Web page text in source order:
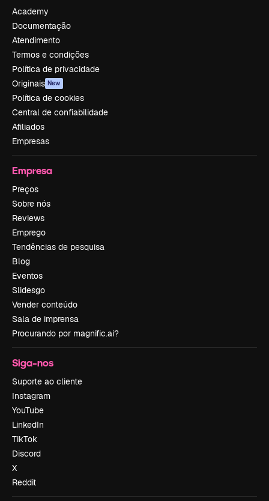
Academy
Documentação
Atendimento
Termos e condições
Política de privacidade
Originais New
Política de cookies
Central de confiabilidade
Afiliados
Empresas
Empresa
Preços
Sobre nós
Reviews
Emprego
Tendências de pesquisa
Blog
Eventos
Slidesgo
Vender conteúdo
Sala de imprensa
Procurando por magnific.ai?
Siga-nos
Suporte ao cliente
Instagram
YouTube
LinkedIn
TikTok
Discord
X
Reddit